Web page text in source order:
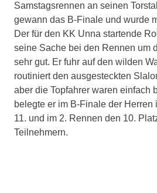
Samstagsrennen an seinen
gewann das B-Finale und wurde
Der für den KK Unna startende
seine Sache bei den Rennen um
sehr gut. Er fuhr auf den wilden
routiniert den ausgesteckten
aber die Topfahrer waren einfach
belegte er im B-Finale der Herren
11. und im 2. Rennen den 10.
Teilnehmern.